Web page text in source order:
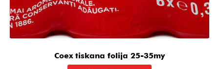
Coex tiskana folija 25-35my